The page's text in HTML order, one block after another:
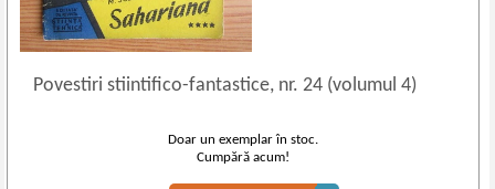
Povestiri stiintifico-fantastice, nr. 24 (volumul 4)
Doar un exemplar în stoc.
Cumpără acum!